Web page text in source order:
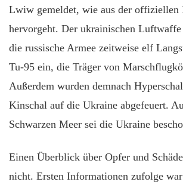
Lwiw gemeldet, wie aus der
hervorgeht. Der ukrainischen
die russische Armee zeitweise elf
Tu-95 ein, die Träger von
Außerdem wurden demnach
Kinschal auf die Ukraine abgefeuert.
Schwarzen Meer sei die Ukraine
Einen Überblick über Opfer und
nicht. Ersten Informationen zufolge